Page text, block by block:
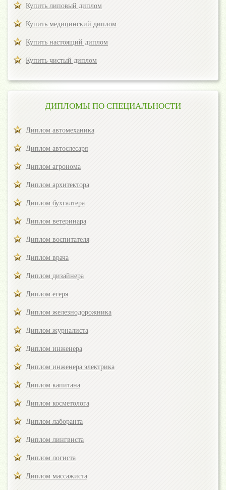
Купить липовый диплом
Купить медицинский диплом
Купить настоящий диплом
Купить чистый диплом
ДИПЛОМЫ ПО СПЕЦИАЛЬНОСТИ
Диплом автомеханика
Диплом автослесаря
Диплом агронома
Диплом архитектора
Диплом бухгалтера
Диплом ветеринара
Диплом воспитателя
Диплом врача
Диплом дизайнера
Диплом егеря
Диплом железнодорожника
Диплом журналиста
Диплом инженера
Диплом инженера электрика
Диплом капитана
Диплом косметолога
Диплом лаборанта
Диплом лингвиста
Диплом логиста
Диплом массажиста